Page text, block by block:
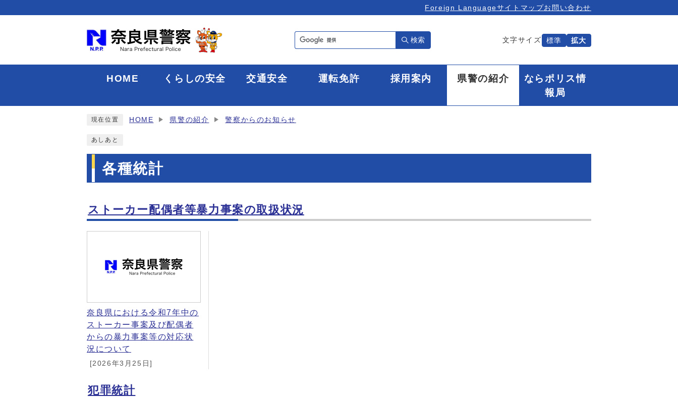
Foreign Languageサイトマップお問い合わせ
検索 文字サイズ 標準 拡大
HOME くらしの安全 交通安全 運転免許 採用案内 県警の紹介
ならポリス情
報局
現在位置 HOME 県警の紹介 警察からのお知らせ
あしあと
各種統計
メインメニュー
ストーカー配偶者等暴力事案の取扱状況
奈良県における令和7年中の
ストーカー事案及び配偶者
からの暴力事案等の対応状
況について
[2026年3月25日]
犯罪統計